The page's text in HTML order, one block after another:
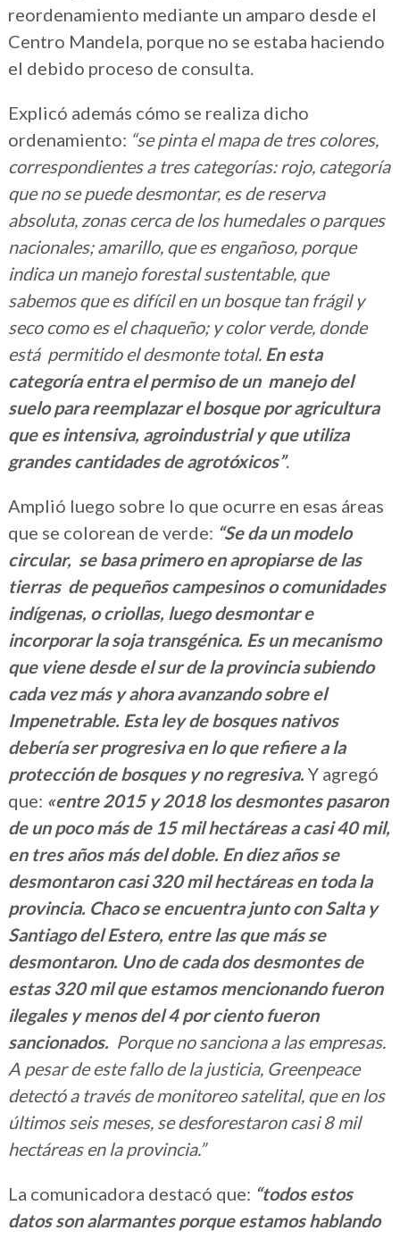
reordenamiento mediante un amparo desde el
Centro Mandela, porque no se estaba haciendo
el debido proceso de consulta.
Explicó además cómo se realiza dicho
ordenamiento: “se pinta el mapa de tres colores,
correspondientes a tres categorías: rojo, categoría
que no se puede desmontar, es de reserva
absoluta, zonas cerca de los humedales o parques
nacionales; amarillo, que es engañoso, porque
indica un manejo forestal sustentable, que
sabemos que es difícil en un bosque tan frágil y
seco como es el chaqueño; y color verde, donde
está permitido el desmonte total. En esta
categoría entra el permiso de un manejo del
suelo para reemplazar el bosque por agricultura
que es intensiva, agroindustrial y que utiliza
grandes cantidades de agrotóxicos”.
Amplió luego sobre lo que ocurre en esas áreas
que se colorean de verde: “Se da un modelo
circular, se basa primero en apropiarse de las
tierras de pequeños campesinos o comunidades
indígenas, o criollas, luego desmontar e
incorporar la soja transgénica. Es un mecanismo
que viene desde el sur de la provincia subiendo
cada vez más y ahora avanzando sobre el
Impenetrable. Esta ley de bosques nativos
debería ser progresiva en lo que refiere a la
protección de bosques y no regresiva. Y agregó
que: «entre 2015 y 2018 los desmontes pasaron
de un poco más de 15 mil hectáreas a casi 40 mil,
en tres años más del doble. En diez años se
desmontaron casi 320 mil hectáreas en toda la
provincia. Chaco se encuentra junto con Salta y
Santiago del Estero, entre las que más se
desmontaron. Uno de cada dos desmontes de
estas 320 mil que estamos mencionando fueron
ilegales y menos del 4 por ciento fueron
sancionados. Porque no sanciona a las empresas.
A pesar de este fallo de la justicia, Greenpeace
detectó a través de monitoreo satelital, que en los
últimos seis meses, se desforestaron casi 8 mil
hectáreas en la provincia.”
La comunicadora destacó que: “todos estos
datos son alarmantes porque estamos hablando